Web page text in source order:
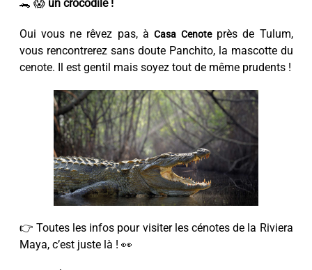
🐊 😱 un crocodile !
Oui vous ne rêvez pas, àCasa Cenoteprès de Tulum,
vous rencontrerez sans doute Panchito, la mascotte du
cenote. Il est gentil mais soyez tout de même prudents !
👉 Toutes les infos pour visiter les cénotes de la Riviera
Maya, c’est juste là ! 👀